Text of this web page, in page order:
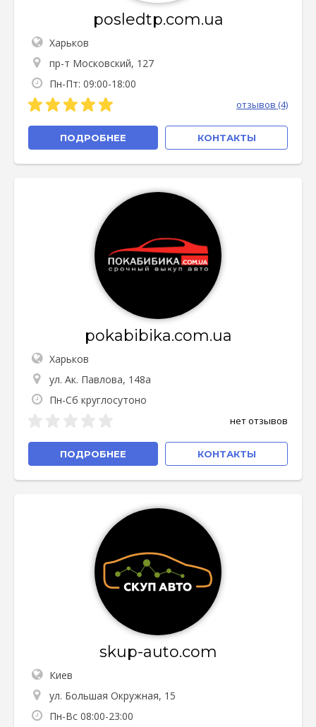
posledtp.com.ua
Харьков
пр-т Московский, 127
Пн-Пт: 09:00-18:00
отзывов (4)
ПОДРОБНЕЕ КОНТАКТЫ
pokabibika.com.ua
Харьков
ул. Ак. Павлова, 148а
Пн-Сб круглосутоно
нет отзывов
ПОДРОБНЕЕ КОНТАКТЫ
skup-auto.com
Киев
ул. Большая Окружная, 15
Пн-Вс 08:00-23:00